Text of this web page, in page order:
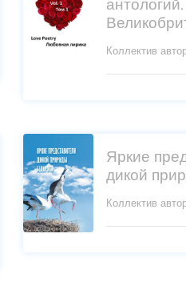
Коллектив
Яркие
дикой
Коллектив